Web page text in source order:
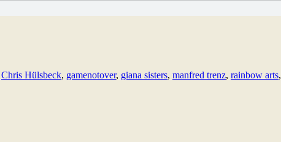
Chris Hülsbeck, gamenotover, giana sisters, manfred trenz, rainbow arts,